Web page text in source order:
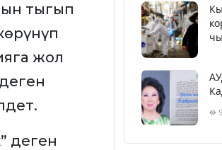
тыгып
жол
деген